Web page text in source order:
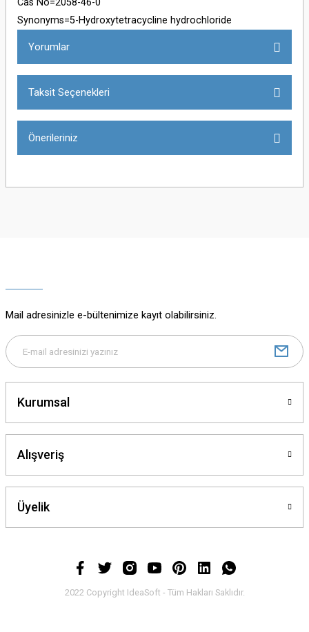
Cas No=2058-46-0
Synonyms=5-Hydroxytetracycline hydrochloride
Yorumlar
Taksit Seçenekleri
Önerileriniz
Ürün açıklamasında eksik bilgiler bulunuyor.
Ürün bilgilerinde hatalar bulunuyor.
Bu ürüne benzer farklı alternatifler olmalı.
Mail adresinizle e-bültenimize kayıt olabilirsiniz.
Kurumsal
Alışveriş
Üyelik
2022 Copyright IdeaSoft - Tüm Hakları Saklıdır.